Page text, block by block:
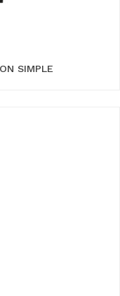
SIMPLE